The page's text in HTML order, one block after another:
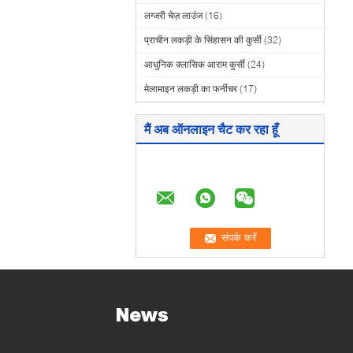
लग्जरी चेज़ लाउंज (16)
प्राचीन लकड़ी के सिंहासन की कुर्सी (32)
आधुनिक क्लासिक आराम कुर्सी (24)
मेलामाइन लकड़ी का फर्नीचर (17)
मैं अब ऑनलाइन चैट कर रहा हूँ
News